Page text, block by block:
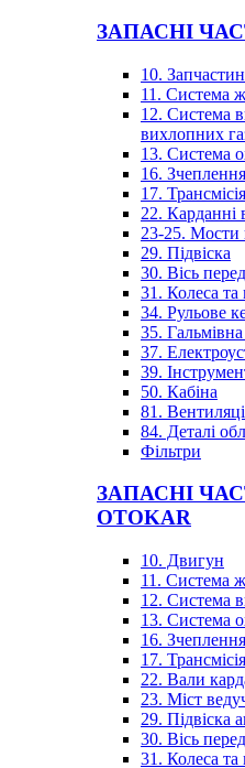
ЗАПАСНІ
10.
11. Система
12. Система
вихлопних
13. Система
16. Зчеплення
17. Трансмісія
22. Карданні
23-25. Мости
29. Підвіска
30. Вісь
31. Колеса
34. Рульове
35.
37.
39.
50. Кабіна
81.
84. Деталі
Фільтри
ЗАПАСНІ
OTOKAR
10. Двигун
11. Система
12. Система
13. Система
16. Зчеплення
17. Трансмісія
22. Вали
23. Міст
29. Підвіска
30. Вісь
31. Колеса